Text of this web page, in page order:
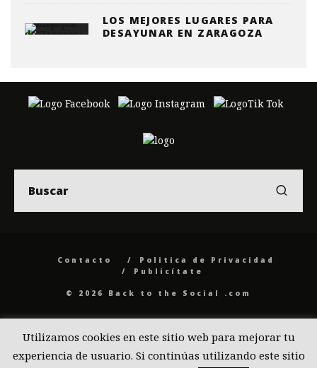
LOS MEJORES LUGARES PARA
DESAYUNAR EN ZARAGOZA
Contacto
Politica de Privacidad
Publicítate
© 2026 Back to the Social .com
Utilizamos cookies en este sitio web para mejorar tu
experiencia de usuario. Si continúas utilizando este sitio